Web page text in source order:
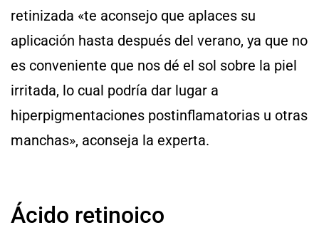
retinizada «te aconsejo que aplaces su
aplicación hasta después del verano, ya que no
es conveniente que nos dé el sol sobre la piel
irritada, lo cual podría dar lugar a
hiperpigmentaciones postinflamatorias u otras
manchas», aconseja la experta.
Ácido retinoico